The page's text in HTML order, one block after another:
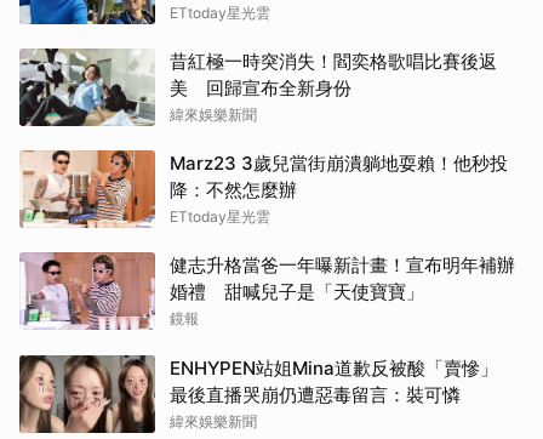
ETtoday星光雲
昔紅極一時突消失！閻奕格歌唱比賽後返
美 回歸宣布全新身份
緯來娛樂新聞
Marz23 3歲兒當街崩潰躺地耍賴！他秒投
降：不然怎麼辦
ETtoday星光雲
健志升格當爸一年曝新計畫！宣布明年補辦
婚禮 甜喊兒子是「天使寶寶」
鏡報
ENHYPEN站姐Mina道歉反被酸「賣慘」
最後直播哭崩仍遭惡毒留言：裝可憐
緯來娛樂新聞